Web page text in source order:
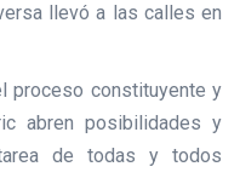
llevó a las calles en
proceso constituyente y
abren posibilidades y
de todas y todos